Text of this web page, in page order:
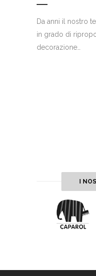
Da anni il nostro
in grado di
decorazione…
I